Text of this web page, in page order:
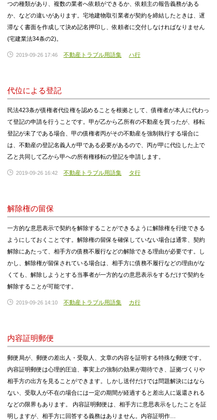
つの種類があり、複数の業者へ依頼ができるか、依頼主の報告義務がある
か、などの違いがあります。宅地建物取引業者が契約を締結したときは、遅
滞なく書面を作成して決め記名押印し、依頼者に交付しなければなりません
(宅建業法34条の2)。
2019-09-26 17:46 不動産トラブル用語集 ハ行
代位による登記
民法423条が債権者代位権を認めることを根拠として、債権者が本人に代わっ
て登記の申請を行うことです。甲が乙から乙所有の不動産を買ったが、移転
登記が未了である場合、甲の債権者丙がその不動産を強制執行する場合に
は、不動産の登記名義人が甲である必要があるので、丙が甲に代位した上で
乙と共同して乙から甲への所有権移転の登記を申請します。
2019-09-26 16:42 不動産トラブル用語集 タ行
解除権の留保
一方的な意思表示で契約を解除することができるように解除権を行使できる
ようにしておくことです。解除権の留保を確保していない場合は通常、契約
解除にあたって、相手方の債務不履行などの解除できる理由が必要です。し
かし、解除権が留保されている場合は、相手方に債務不履行などの理由がな
くても、解除しようとする当事者が一方的なの意思表示をするだけで契約を
解除することが可能です。
2019-09-26 14:10 不動産トラブル用語集 カ行
内容証明郵便
郵便局が、郵便の差出人・受取人、文章の内容を証明する特殊な郵便です。
内容証明郵便は心理的圧迫、事実上の強制の効果が期待でき、証拠づくりや
相手方の出方を見ることができます。しかし送付だけでは問題解決にはなら
ない、受取人が不在の場合には一定の期間が経過すると差出人に返還される
などの限界もあります。 内容証明郵便は、相手方に意思表示をしたことを証
明しますが、相手方に回答する義務はありません。内容証明作…